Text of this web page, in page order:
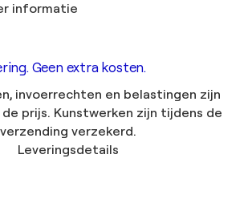
informatie
Geen extra kosten.
invoerrechten en belastingen zijn
prijs. Kunstwerken zijn tijdens de
verzending verzekerd.
Leveringsdetails